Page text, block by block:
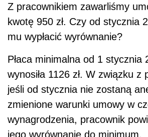
Z pracownikiem zawarliśmy
kwotę 950 zł. Czy od stycznia
mu wypłacić wyrównanie?
Płaca minimalna od 1 stycznia
wynosiła 1126 zł. W związku z
jeśli od stycznia nie zostaną
zmienione warunki umowy w
wynagrodzenia, pracownik
jego wyrównanie do minimum.